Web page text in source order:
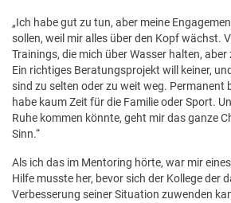
„Ich habe gut zu tun, aber meine
sollen, weil mir alles über den Kopf wächst.
Trainings, die mich über Wasser halten,
Ein richtiges Beratungsprojekt will keiner,
sind zu selten oder zu weit weg. Permanent
habe kaum Zeit für die Familie oder Sport.
Ruhe kommen könnte, geht mir das ganze
Sinn.“
Als ich das im Mentoring hörte, war mir
Hilfe musste her, bevor sich der Kollege der
Verbesserung seiner Situation zuwenden